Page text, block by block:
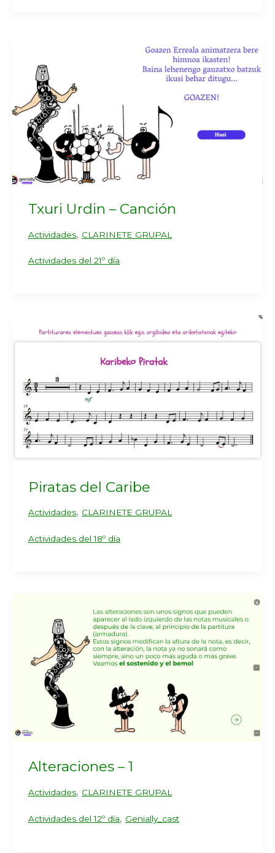
Txuri Urdin – Canción
Actividades, CLARINETE GRUPAL
Actividades del 21º día
Piratas del Caribe
Actividades, CLARINETE GRUPAL
Actividades del 18º día
Alteraciones – 1
Actividades, CLARINETE GRUPAL
Actividades del 12º día, Genially_cast